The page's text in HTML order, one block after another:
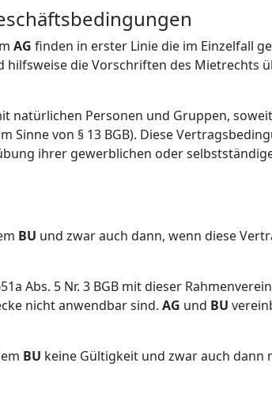
AG finden in erster Linie die im Einzelfall
die Vorschriften des Mietrechts
Personen und Gruppen,
von § 13 BGB). Diese
ihrer gewerblichen oder
BU und zwar auch dann, wenn diese
Abs. 5 Nr. 3 BGB mit dieser
nicht anwendbar sind. AG und BU
BU keine Gültigkeit und zwar auch dann